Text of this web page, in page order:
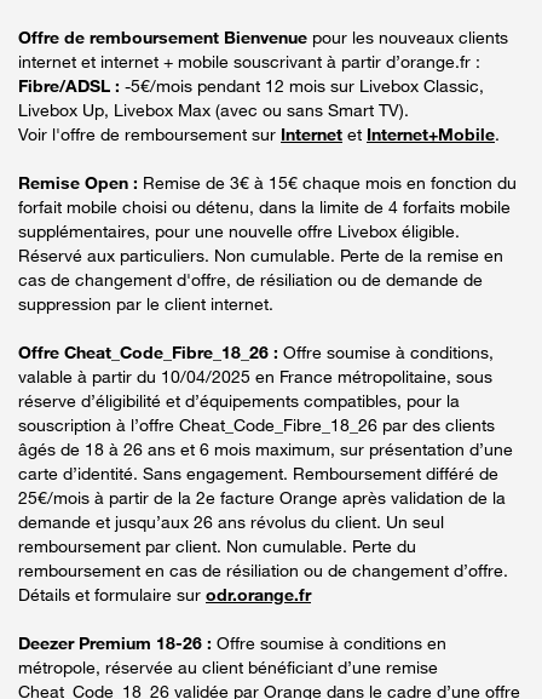
Offre de remboursement Bienvenue pour les nouveaux clients
internet et internet + mobile souscrivant à partir d’orange.fr :
Fibre/ADSL : -5€/mois pendant 12 mois sur Livebox Classic,
Livebox Up, Livebox Max (avec ou sans Smart TV).
Voir l'offre de remboursement sur Internet et Internet+Mobile.
Remise Open : Remise de 3€ à 15€ chaque mois en fonction du
forfait mobile choisi ou détenu, dans la limite de 4 forfaits mobile
supplémentaires, pour une nouvelle offre Livebox éligible.
Réservé aux particuliers. Non cumulable. Perte de la remise en
cas de changement d'offre, de résiliation ou de demande de
suppression par le client internet.
Offre Cheat_Code_Fibre_18_26 : Offre soumise à conditions,
valable à partir du 10/04/2025 en France métropolitaine, sous
réserve d’éligibilité et d’équipements compatibles, pour la
souscription à l’offre Cheat_Code_Fibre_18_26 par des clients
âgés de 18 à 26 ans et 6 mois maximum, sur présentation d’une
carte d’identité. Sans engagement. Remboursement différé de
25€/mois à partir de la 2e facture Orange après validation de la
demande et jusqu’aux 26 ans révolus du client. Un seul
remboursement par client. Non cumulable. Perte du
remboursement en cas de résiliation ou de changement d’offre.
Détails et formulaire sur odr.orange.fr
Deezer Premium 18-26 : Offre soumise à conditions en
métropole, réservée au client bénéficiant d’une remise
Cheat_Code_18_26 validée par Orange dans le cadre d’une offre